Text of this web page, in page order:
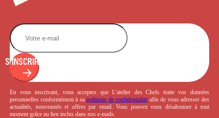
S'INSCRIRE
En vous inscrivant, vous acceptez que L’atelier des Chefs traite vos données
personnelles conformément à sa politique de confidentialité afin de vous adresser des
actualités, nouveautés et offres par email. Vous pouvez vous désabonner à tout
moment grâce au lien inclus dans nos e-mails.